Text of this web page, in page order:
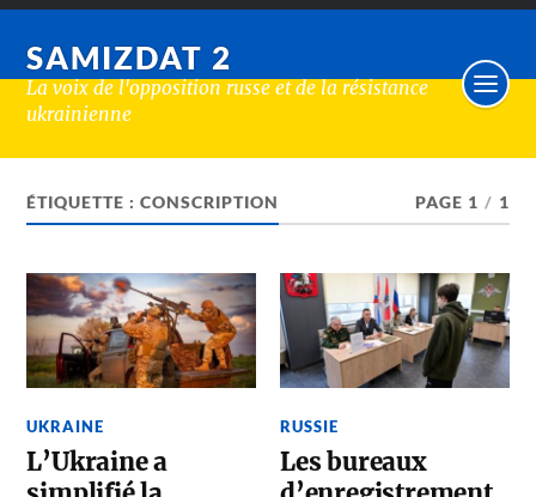
SAMIZDAT 2
La voix de l'opposition russe et de la résistance
ukrainienne
ÉTIQUETTE :CONSCRIPTION PAGE 1 / 1
UKRAINE
L’Ukraine a
RUSSIE
Les bureaux